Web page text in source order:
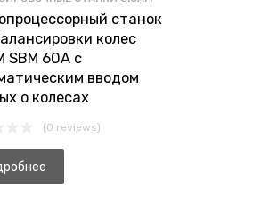
станок
колес
SBM 60A с
вводом
о колесах
(0 reviews)